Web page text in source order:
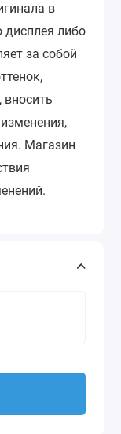
в
дисплея либо
за собой
Магазин